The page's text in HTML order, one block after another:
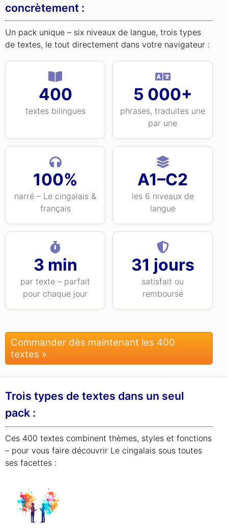
concrètement :
Un pack unique – six niveaux de langue, trois types
de textes, le tout directement dans votre navigateur :
400
textes bilingues
5 000+
phrases, traduites une
par une
100%
narré – Le cingalais &
français
A1–C2
les 6 niveaux de
langue
3 min
par texte – parfait
pour chaque jour
31 jours
satisfait ou
remboursé
Commander dès maintenant les 400
textes »
Trois types de textes dans un seul
pack :
Ces 400 textes combinent thèmes, styles et fonctions
– pour vous faire découvrir Le cingalais sous toutes
ses facettes :